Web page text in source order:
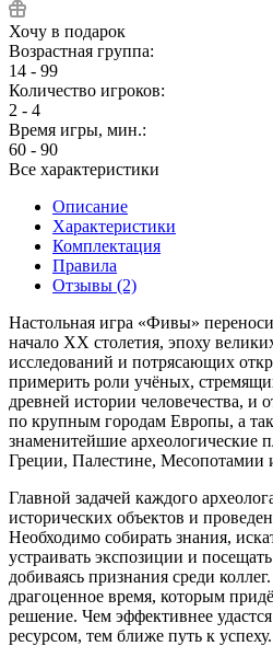
Хочу в подарок
Возрастная группа:
14 - 99
Количество игроков:
2 - 4
Время игры, мин.:
60 - 90
Все характеристики
Описание
Характеристики
Комплектация
Правила
Отзывы (2)
Настольная игра «Фивы»
начало XX столетия, эпоху
исследований и потрясающих
примерить роли учёных,
древней истории человечества, и
по крупным городам Европы, а
знаменитейшие археологические
Греции, Палестине, Месопотамии
Главной задачей каждого
исторических объектов и
Необходимо собирать знания,
устраивать экспозиции и
добиваясь признания среди
драгоценное время, которым
решение. Чем эффективнее
ресурсом, тем ближе путь к успеху.